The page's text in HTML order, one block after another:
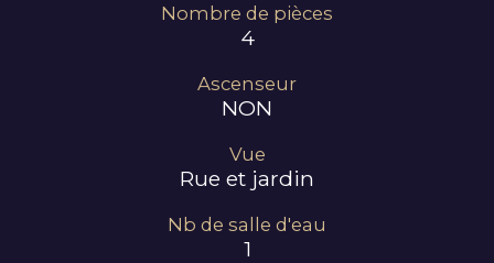
Nombre de pièces
4
Ascenseur
NON
Vue
Rue et jardin
Nb de salle d'eau
1